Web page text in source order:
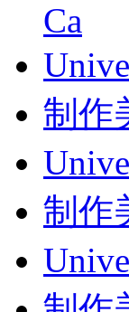
Ca
制作
制作